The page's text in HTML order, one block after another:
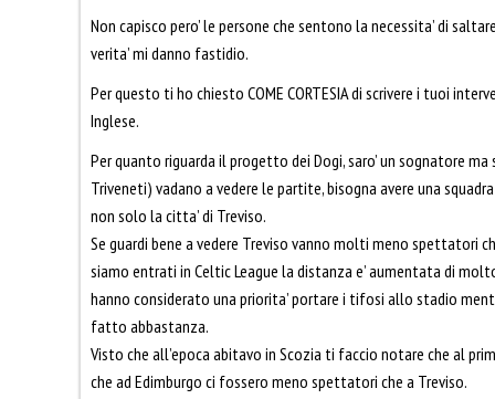
Non capisco pero’ le persone che sentono la necessita’ di
verita’ mi danno fastidio.
Per questo ti ho chiesto COME CORTESIA di scrivere i tuoi
Inglese.
Per quanto riguarda il progetto dei Dogi, saro’ un sognatore
Triveneti) vadano a vedere le partite, bisogna avere una
non solo la citta’ di Treviso.
Se guardi bene a vedere Treviso vanno molti meno spettatori
siamo entrati in Celtic League la distanza e’ aumentata di
hanno considerato una priorita’ portare i tifosi allo stadio
fatto abbastanza.
Visto che all’epoca abitavo in Scozia ti faccio notare che al
che ad Edimburgo ci fossero meno spettatori che a Treviso.